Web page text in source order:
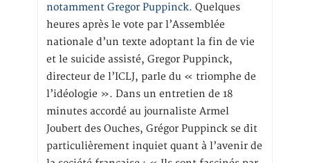
notamment Gregor Puppinck. Quelques
heures après le vote par l’Assemblée
nationale d’un texte adoptant la fin de vie
et le suicide assisté, Gregor Puppinck,
directeur de l’ICLJ, parle du « triomphe de
l’idéologie ». Dans un entretien de 18
minutes accordé au journaliste Armel
Joubert des Ouches, Grégor Puppinck se dit
particulièrement inquiet quant à l’avenir de